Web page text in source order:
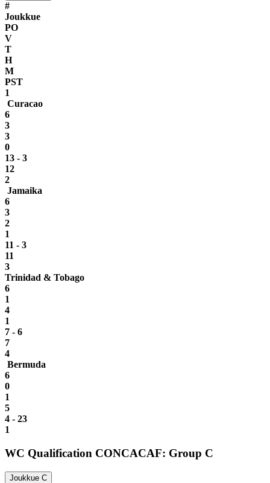
#
Joukkue
PO
V
T
H
M
PST
1
Curacao
6
3
3
0
13 - 3
12
2
Jamaika
6
3
2
1
11 - 3
11
3
Trinidad & Tobago
6
1
4
1
7 - 6
7
4
Bermuda
6
0
1
5
4 - 23
1
WC Qualification CONCACAF: Group C
Joukkue C